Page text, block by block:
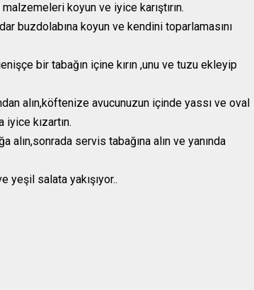
koyun ve iyice karıştırın.
buzdolabına koyun ve kendini toparlamasını
bir tabağın içine kırın ,unu ve tuzu ekleyip
alın,köftenize avucunuzun içinde yassı ve oval
iyice kızartın.
alın,sonrada servis tabağına alın ve yanında
yeşil salata yakışıyor..